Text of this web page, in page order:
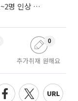
우리금융硏 "8월 기준금리 동결 전망⋯1~2명 인상 소수의견 낼 것"
추가취재 원해요
0